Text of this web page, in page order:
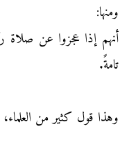
ومنها:
أنهم إذا عجزوا عن
تامةً.
وهذا قول كثير من